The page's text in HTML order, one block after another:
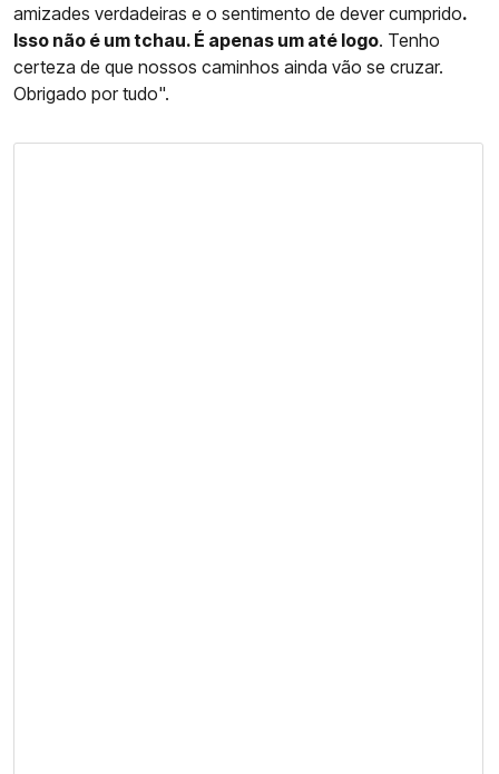
amizades verdadeiras e o sentimento de dever cumprido.
Isso não é um tchau. É apenas um até logo. Tenho
certeza de que nossos caminhos ainda vão se cruzar.
Obrigado por tudo".